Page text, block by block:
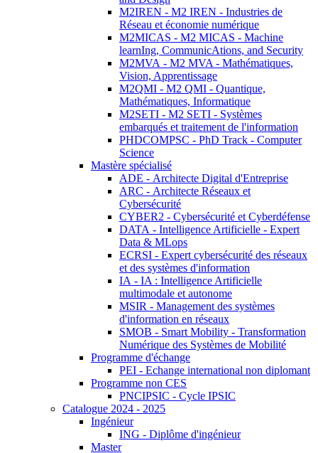
M2IREN - M2 IREN - Industries de
Réseau et économie numérique
M2MICAS - M2 MICAS - Machine
learnIng, CommunicAtions, and Security
M2MVA - M2 MVA - Mathématiques,
Vision, Apprentissage
M2QMI - M2 QMI - Quantique,
Mathématiques, Informatique
M2SETI - M2 SETI - Systèmes
embarqués et traitement de l'information
PHDCOMPSC - PhD Track - Computer
Science
Mastère spécialisé
ADE - Architecte Digital d'Entreprise
ARC - Architecte Réseaux et
Cybersécurité
CYBER2 - Cybersécurité et Cyberdéfense
DATA - Intelligence Artificielle - Expert
Data & MLops
ECRSI - Expert cybersécurité des réseaux
et des systèmes d'information
IA - IA : Intelligence Artificielle
multimodale et autonome
MSIR - Management des systèmes
d'information en réseaux
SMOB - Smart Mobility - Transformation
Numérique des Systèmes de Mobilité
Programme d'échange
PEI - Echange international non diplomant
Programme non CES
PNCIPSIC - Cycle IPSIC
Catalogue 2024 - 2025
Ingénieur
ING - Diplôme d'ingénieur
Master